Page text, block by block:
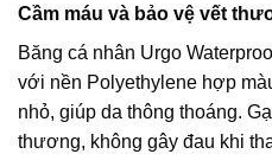
Cầm máu và bảo vệ vết
Băng cá nhân Urgo
với nền Polyethylene hợp
nhỏ, giúp da thông thoáng.
thương, không gây đau khi